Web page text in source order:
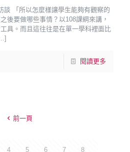
談 「所以怎麼樣讓學生能夠有觀察的
後要做哪些事情？以108課綱來講，
具。而且這往往是在單一學科裡面比
閱讀更多
前一頁
4 5 6 7 8